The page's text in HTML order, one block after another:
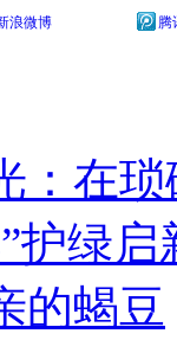
浪微博 腾
：在
护绿
的蝎豆